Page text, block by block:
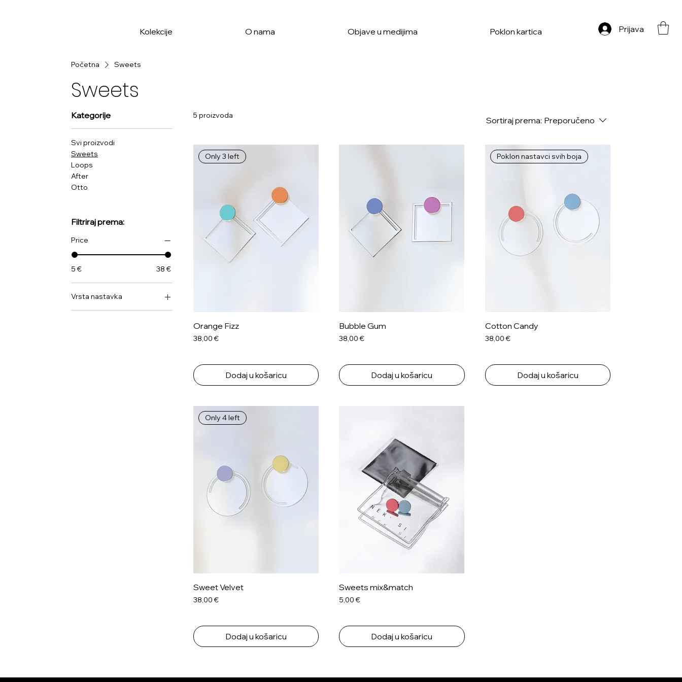
Kolekcije O nama Objave u medijima Poklon kartica Prijava
Početna Sweets
Sweets
Kategorije
Svi proizvodi
Sweets
Loops
After
Otto
Filtriraj prema:
Price
5 € 38 €
Vrsta nastavka
Bubble Gum
5 proizvoda Sortiraj prema: Preporučeno
Only 3 left
Orange Fizz
Cijena
38,00 €
Dodaj u košaricu
Bubble Gum
Cijena
38,00 €
Dodaj u košaricu
Poklon nastavci svih boja
Cotton Candy
Cijena
38,00 €
Dodaj u košaricu
Only 4 left
Sweet Velvet
Cijena
38,00 €
Dodaj u košaricu
Sweets mix&match
Cijena
5,00 €
Dodaj u košaricu